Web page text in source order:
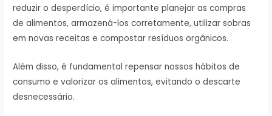
reduzir o desperdício, é importante planejar as compras
de alimentos, armazená-los corretamente, utilizar sobras
em novas receitas e compostar resíduos orgânicos.
Além disso, é fundamental repensar nossos hábitos de
consumo e valorizar os alimentos, evitando o descarte
desnecessário.